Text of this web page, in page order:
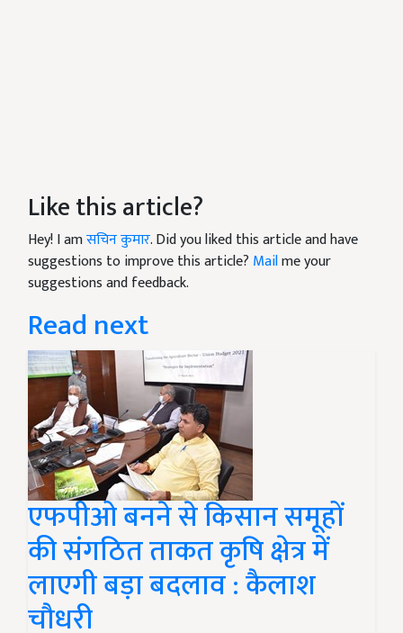
Like this article?
Hey! I amसचिन कुमार. Did you liked this article and have
suggestions to improve this article? Mailme your
suggestions and feedback.
Read next
एफपीओ बनने से किसान समूहों
की संगठित ताकत कृषि क्षेत्र में
लाएगी बड़ा बदलाव : कैलाश
चौधरी